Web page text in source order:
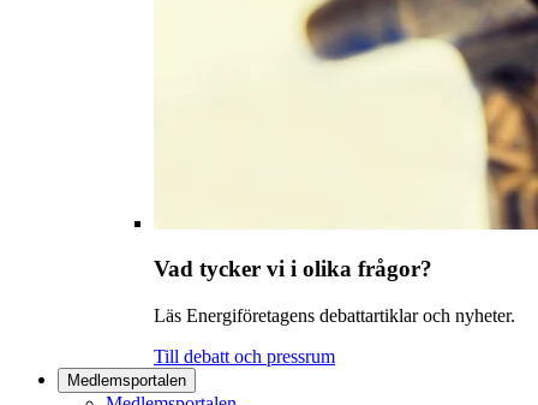
Vad tycker vi i olika frågor?
Läs Energiföretagens debattartiklar och nyheter.
Till debatt och pressrum
Medlemsportalen